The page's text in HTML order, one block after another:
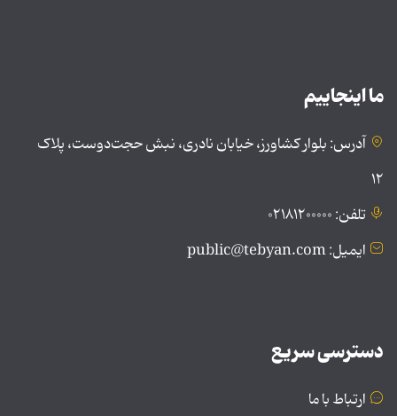
ما اینجاییم
آدرس: بلوار کشاورز، خیابان نادری، نبش حجت‌دوست، پلاک
۱۲
تلفن: ۰۲۱۸۱۲۰۰۰۰۰
ایمیل: public@tebyan.com
دسترسی سریع
ارتباط با ما